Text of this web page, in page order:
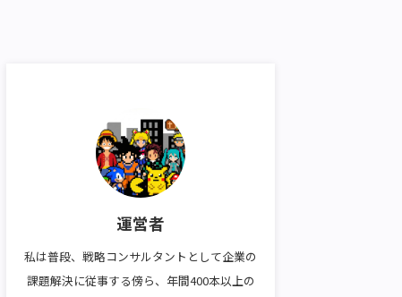
運営者
私は普段、戦略コンサルタントとして企業の
課題解決に従事する傍ら、年間400本以上の